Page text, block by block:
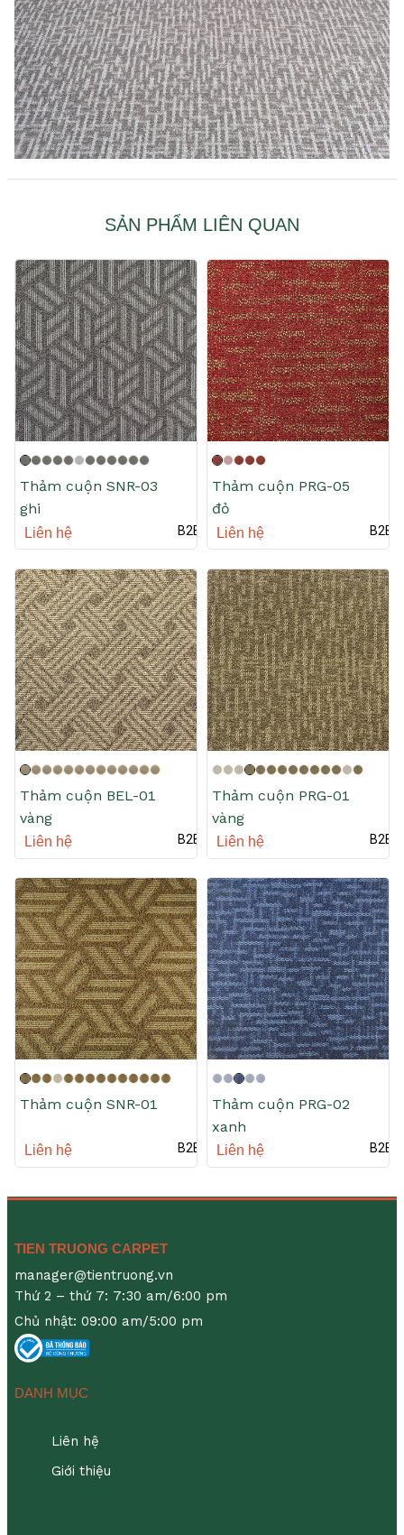
SẢN PHẨM LIÊN QUAN
Thảm cuộn SNR-03
ghi
Liên hệ B2B
Thảm cuộn PRG-05
đỏ
Liên hệ B2B
Thảm cuộn BEL-01
vàng
Liên hệ B2B
Thảm cuộn PRG-01
vàng
Liên hệ B2B
Thảm cuộn SNR-01
Liên hệ B2B
Thảm cuộn PRG-02
xanh
Liên hệ B2B
TIEN TRUONG CARPET
manager@tientruong.vn
Thứ 2 – thứ 7: 7:30 am/6:00 pm
Chủ nhật: 09:00 am/5:00 pm
DANH MỤC
Liên hệ
Giới thiệu